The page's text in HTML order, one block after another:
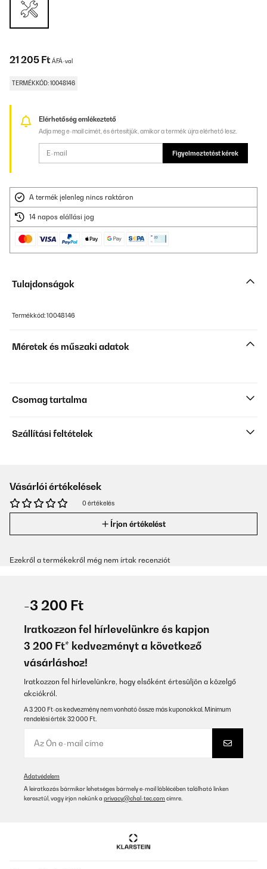
21 205 Ft ÁFÁ-val
TERMÉKKÓD: 10048146
Elérhetőség emlékeztető
Adja meg e-mail címét, és értesítjük, amikor a termék újra elérhető lesz.
Figyelmeztetést kérek
A termék jelenleg nincs raktáron
14 napos elállási jog
Tulajdonságok
Termékkód: 10048146
Méretek és műszaki adatok
Csomag tartalma
Szállítási feltételek
Vásárlói értékelések
0 értékelés
Írjon értékelést
Ezekről a termékekről még nem írtak recenziót
-3 200 Ft
Iratkozzon fel hírlevelünkre és kapjon
3 200 Ft* kedvezményt a következő
vásárláshoz!
Iratkozzon fel hírlevelünkre, hogy elsőként értesüljön a közelgő
akciókról.
A 3 200 Ft-os kedvezmény nem vonható össze más kuponokkal. Minimum
rendelési érték 32 000 Ft.
Adatvédelem
A leiratkozás bármikor lehetséges bármely e-mail láblécében található linken
keresztül, vagy írjon nekünk a privacy@chal-tec.com címre.